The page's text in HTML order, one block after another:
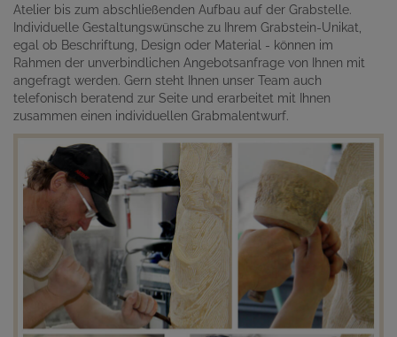
Atelier bis zum abschließenden Aufbau auf der Grabstelle.
Individuelle Gestaltungswünsche zu Ihrem Grabstein-Unikat,
egal ob Beschriftung, Design oder Material - können im
Rahmen der unverbindlichen Angebotsanfrage von Ihnen mit
angefragt werden. Gern steht Ihnen unser Team auch
telefonisch beratend zur Seite und erarbeitet mit Ihnen
zusammen einen individuellen Grabmalentwurf.